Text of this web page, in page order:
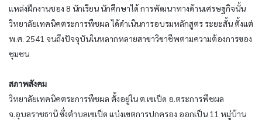
แหล่งฝึกงานชอง 8 นักเรียน นักศึกษาได้ การพัฒนาทางด้านเศรษฐกิจนั้น
วิทยาลัยเทคนิคตระการพืชผล ได้ดำเนินการอบรมหลักสูตร ระยะสั้น ตั้งแต่
พ.ศ. 2541 จนถึงปัจจุบันในหลากหลายสาขาวิขาชีพตามความต้องการของ
ชุมชน
สภาพสังคม
วิทยาลัยเทคนิคตระการพืชผล ตั้งอยู่ใน ต.เซเป็ด อ.ตระการพืชผล
จ.อุบลราชธานี ซึ่งตำบลเซเป็ด แบ่งเขตการปกครอง ออกเป็น 11 หมู่บ้าน